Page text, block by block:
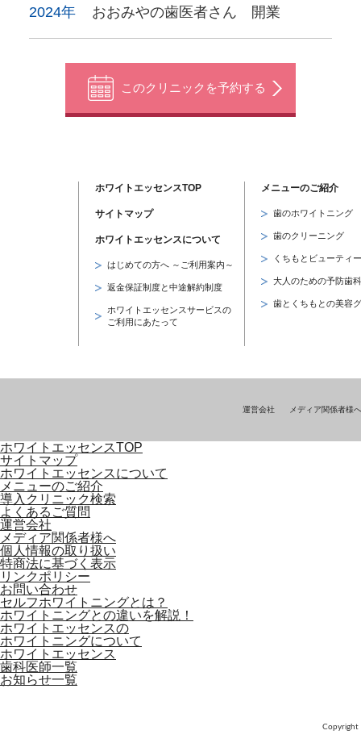
2024年 おおみやの歯医者さん 開業
このクリニックを予約する
ホワイトエッセンスTOP
サイトマップ
ホワイトエッセンスについて
はじめての方へ ～ご利用案内～
返金保証制度と中途解約制度
ホワイトエッセンスサービスの
ご利用にあたって
メニューのご紹介
歯のホワイトニング
歯のクリーニング
くちもとビューティー
大人のための予防歯科
歯とくちもとの美容
運営会社 メディア関係者様へ
ホワイトエッセンスTOP
サイトマップ
ホワイトエッセンスについて
メニューのご紹介
導入クリニック検索
よくあるご質問
運営会社
メディア関係者様へ
個人情報の取り扱い
特商法に基づく表示
リンクポリシー
お問い合わせ
セルフホワイトニングとは？
ホワイトニングとの違いを解説！
ホワイトエッセンスの
ホワイトニングについて
ホワイトエッセンス
歯科医師一覧
お知らせ一覧
Copyright